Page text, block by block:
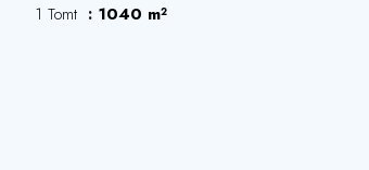
1 Tomt
1040 m²